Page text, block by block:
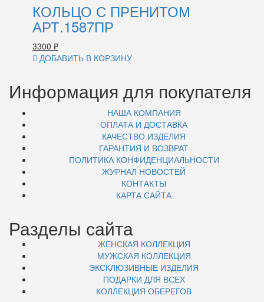
КОЛЬЦО С ПРЕНИТОМ
АРТ.1587ПР
3300 ₽
ДОБАВИТЬ В КОРЗИНУ
Информация для покупателя
НАША КОМПАНИЯ
ОПЛАТА И ДОСТАВКА
КАЧЕСТВО ИЗДЕЛИЯ
ГАРАНТИЯ И ВОЗВРАТ
ПОЛИТИКА КОНФИДЕНЦИАЛЬНОСТИ
ЖУРНАЛ НОВОСТЕЙ
КОНТАКТЫ
КАРТА САЙТА
Разделы сайта
ЖЕНСКАЯ КОЛЛЕКЦИЯ
МУЖСКАЯ КОЛЛЕКЦИЯ
ЭКСКЛЮЗИВНЫЕ ИЗДЕЛИЯ
ПОДАРКИ ДЛЯ ВСЕХ
КОЛЛЕКЦИЯ ОБЕРЕГОВ